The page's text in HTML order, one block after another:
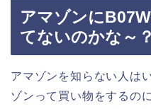
アマゾンに
てないのかな～？
アマゾンを知らない人は
ゾンって買い物をするの